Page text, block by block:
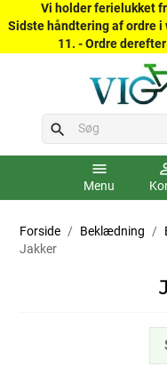
Vi holder ferielukket
Sidste håndtering af ordre i
11. - Ordre
search
menu
Menu
Forside Beklædning
Jakker